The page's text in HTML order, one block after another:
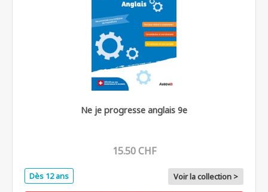
Ne je progresse anglais 9e
15.50 CHF
Dès 12 ans Voir la collection >